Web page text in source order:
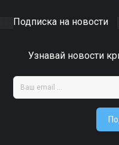
Подписка на новости
Узнавай новости